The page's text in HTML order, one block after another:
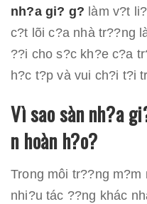
nh?a gi? g? làm v?t
c?t lõi c?a nhà tr??ng
??i cho s?c kh?e c?a
h?c t?p và vui ch?i t?i
Vì sao sàn nh?a
n hoàn h?o?
Trong môi tr??ng
nhi?u tác ??ng khác